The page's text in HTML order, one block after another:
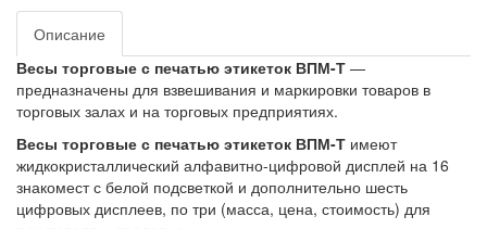
Описание
Весы торговые с печатью этикеток ВПМ-Т —
предназначены для взвешивания и маркировки товаров в
торговых залах и на торговых предприятиях.
Весы торговые с печатью этикеток ВПМ-Т имеют
жидкокристаллический алфавитно-цифровой дисплей на 16
знакомест с белой подсветкой и дополнительно шесть
цифровых дисплеев, по три (масса, цена, стоимость) для